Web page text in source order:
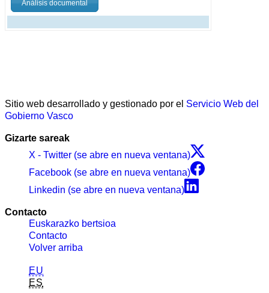
Análisis documental
Sitio web desarrollado y gestionado por el Servicio Web del
Gobierno Vasco
Gizarte sareak
X - Twitter (se abre en nueva ventana)
Facebook (se abre en nueva ventana)
Linkedin (se abre en nueva ventana)
Contacto
Euskarazko bertsioa
Contacto
Volver arriba
EU
ES